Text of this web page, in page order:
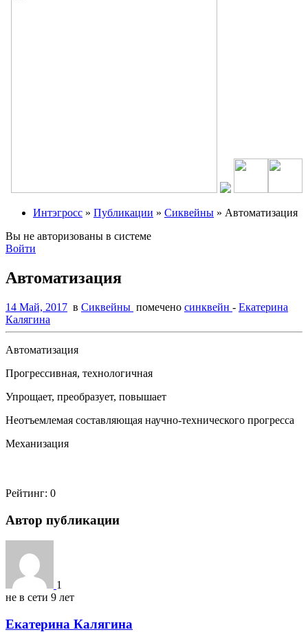
Интэгросс » Публикации » Сиквейны » Автоматизация
Вы не авторизованы в системе
Войти
Автоматизация
14 Май, 2017 в Сиквейны помечено синквейн - Екатерина
Калягина
Автоматизация
Прогрессивная, технологичная
Упрощает, преобразует, повышает
Неотъемлемая составляющая научно-технического прогресса
Механизация
Рейтинг: 0
Автор публикации
1
не в сети 9 лет
Екатерина Калягина